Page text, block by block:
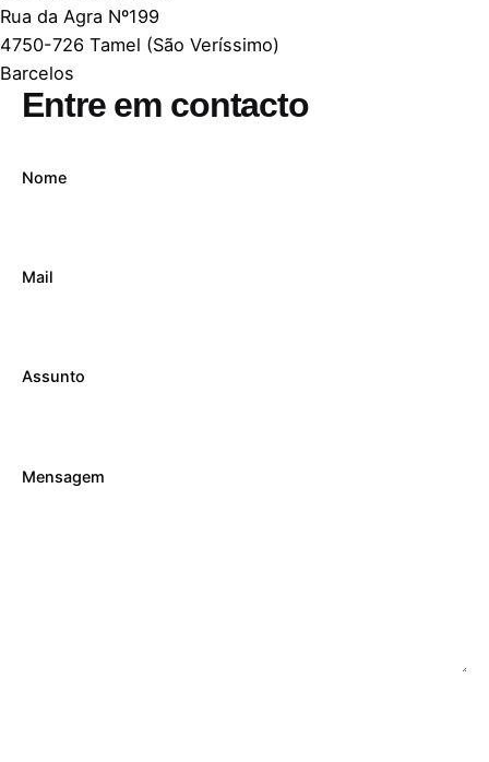
Rua da Agra Nº199
4750-726 Tamel (São Veríssimo)
Barcelos
Entre em contacto
Nome
Mail
Assunto
Mensagem